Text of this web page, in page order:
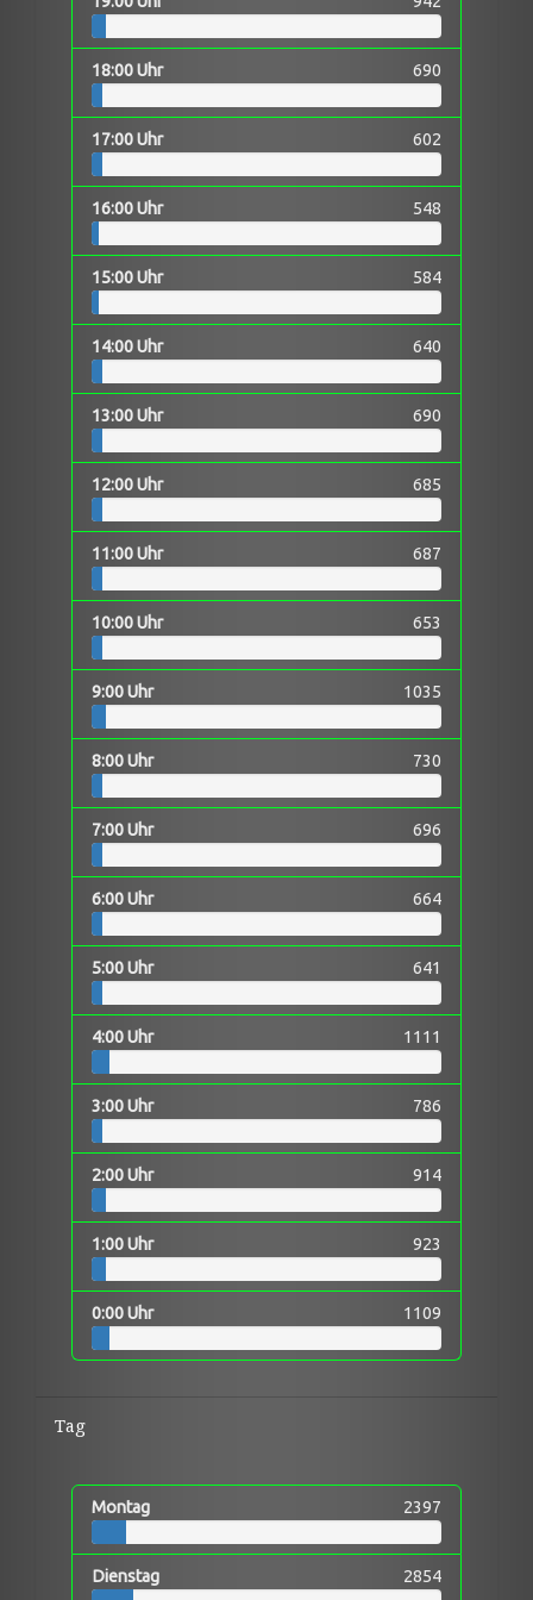
18:00 Uhr 690
17:00 Uhr 602
16:00 Uhr 548
15:00 Uhr 584
14:00 Uhr 640
13:00 Uhr 690
12:00 Uhr 685
11:00 Uhr 687
10:00 Uhr 653
9:00 Uhr 1035
8:00 Uhr 730
7:00 Uhr 696
6:00 Uhr 664
5:00 Uhr 641
4:00 Uhr 1111
3:00 Uhr 786
2:00 Uhr 914
1:00 Uhr 923
0:00 Uhr 1109
Tag
Montag 2397
Dienstag 2854